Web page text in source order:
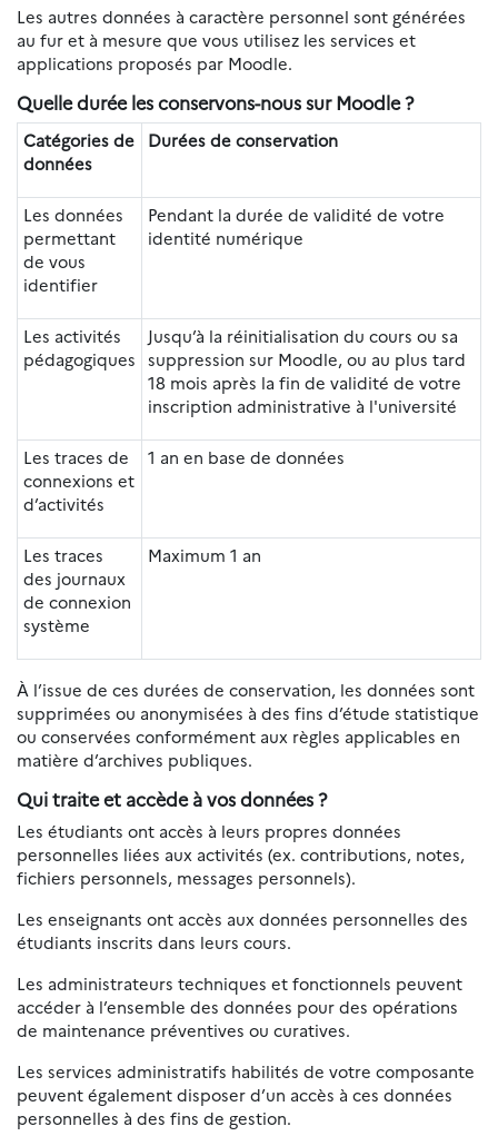
Les autres données à caractère personnel sont générées
au fur et à mesure que vous utilisez les services et
applications proposés par Moodle.
Quelle durée les conservons-nous sur Moodle ?
Catégories de
données
Durées de conservation
Les données
permettant
de vous
identifier
Pendant la durée de validité de votre
identité numérique
Les activités
pédagogiques
Jusqu’à la réinitialisation du cours ou sa
suppression sur Moodle, ou au plus tard
18 mois après la fin de validité de votre
inscription administrative à l'université
Les traces de
connexions et
d’activités
1 an en base de données
Les traces
des journaux
de connexion
système
Maximum 1 an
À l’issue de ces durées de conservation, les données sont
supprimées ou anonymisées à des fins d’étude statistique
ou conservées conformément aux règles applicables en
matière d’archives publiques.
Qui traite et accède à vos données ?
Les étudiants ont accès à leurs propres données
personnelles liées aux activités (ex. contributions, notes,
fichiers personnels, messages personnels).
Les enseignants ont accès aux données personnelles des
étudiants inscrits dans leurs cours.
Les administrateurs techniques et fonctionnels peuvent
accéder à l’ensemble des données pour des opérations
de maintenance préventives ou curatives.
Les services administratifs habilités de votre composante
peuvent également disposer d’un accès à ces données
personnelles à des fins de gestion.